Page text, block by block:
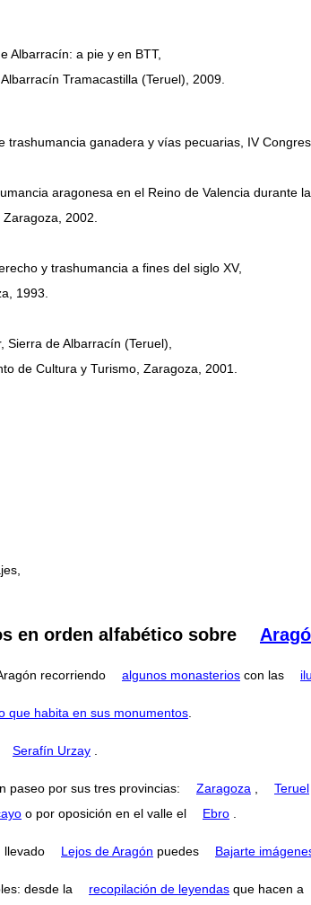
Albarracín: a pie y en BTT,
Tramacastilla (Teruel), 2009.
trashumancia ganadera y vías pecuarias, IV
aragonesa en el Reino de Valencia
2002.
y trashumancia a fines del siglo XV,
1993.
de Albarracín (Teruel),
de Cultura y Turismo, Zaragoza, 2001.
en orden alfabético sobre
recorriendo algunos monasterios con las
que habita en sus monumentos
Serafín Urzay
paseo por sus tres provincias: Zaragoza Teruel
o por oposición en el valle el Ebro
llevado Lejos de Aragón puedes Bajarte
desde la recopilación de leyendas que hacen a